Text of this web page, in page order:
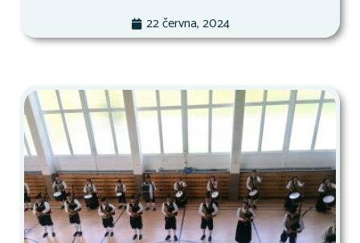
22 června, 2024